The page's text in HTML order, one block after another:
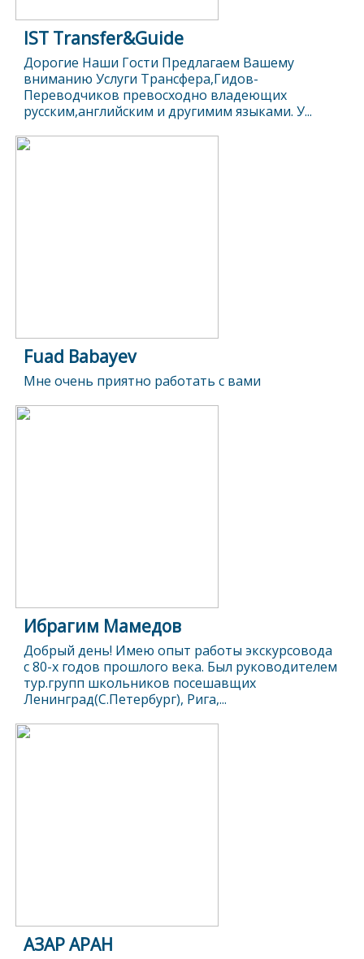
IST Transfer&Guide
Дорогие Наши Гости Предлагаем Вашему
вниманию Услуги Трансфера,Гидов-
Переводчиков превосходно владеющих
русским,английским и другимим языками. У...
Fuad Babayev
Мне очень приятно работать с вами
Ибрагим Мамедов
Добрый день! Имею опыт работы экскурсовода
с 80-х годов прошлого века. Был руководителем
тур.групп школьников посешавщих
Ленинград(С.Петербург), Рига,...
АЗАР АРАН